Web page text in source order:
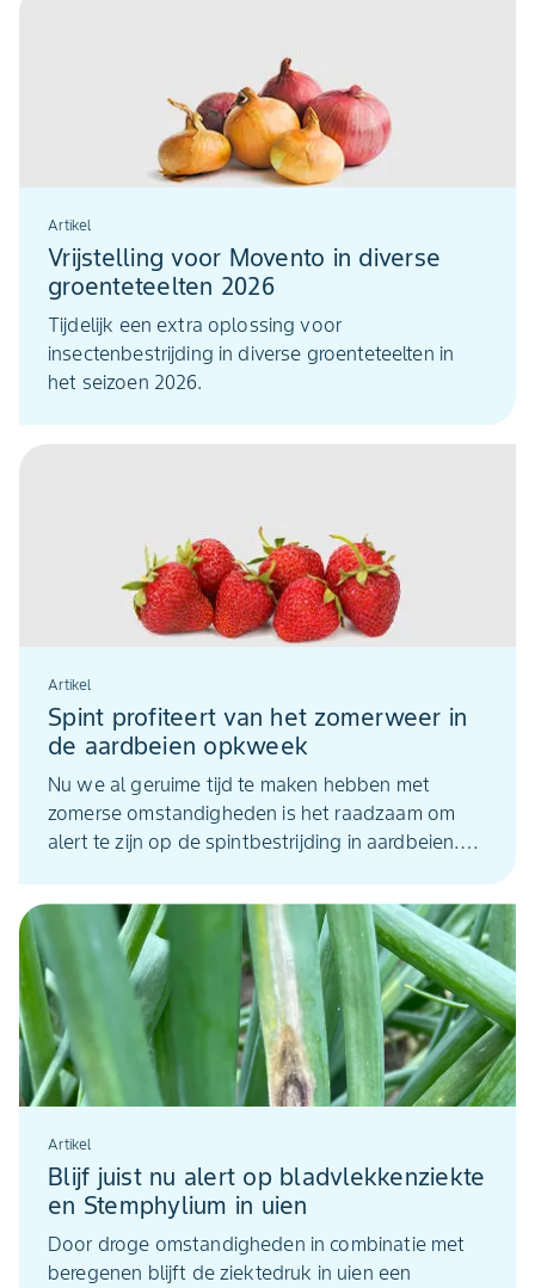
Artikel
Vrijstelling voor Movento in diverse
groenteteelten 2026
Tijdelijk een extra oplossing voor
insectenbestrijding in diverse groenteteelten in
het seizoen 2026.
Artikel
Spint profiteert van het zomerweer in
de aardbeien opkweek
Nu we al geruime tijd te maken hebben met
zomerse omstandigheden is het raadzaam om
alert te zijn op de spintbestrijding in aardbeien.
zorgen voor een snelle ontwikkeling van de
spintpopulatie.
Artikel
Blijf juist nu alert op bladvlekkenziekte
en Stemphylium in uien
Door droge omstandigheden in combinatie met
beregenen blijft de ziektedruk in uien een